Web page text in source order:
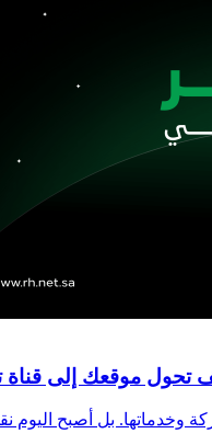
تحول موقعك إلى قناة
وخدماتها. بل أصبح اليوم